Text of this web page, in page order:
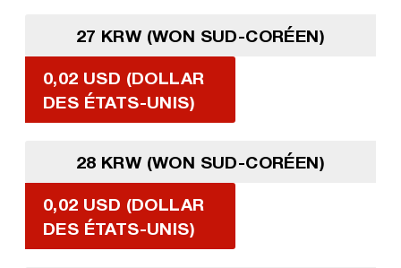
27 KRW (WON SUD-CORÉEN)
0,02 USD (DOLLAR
DES ÉTATS-UNIS)
28 KRW (WON SUD-CORÉEN)
0,02 USD (DOLLAR
DES ÉTATS-UNIS)